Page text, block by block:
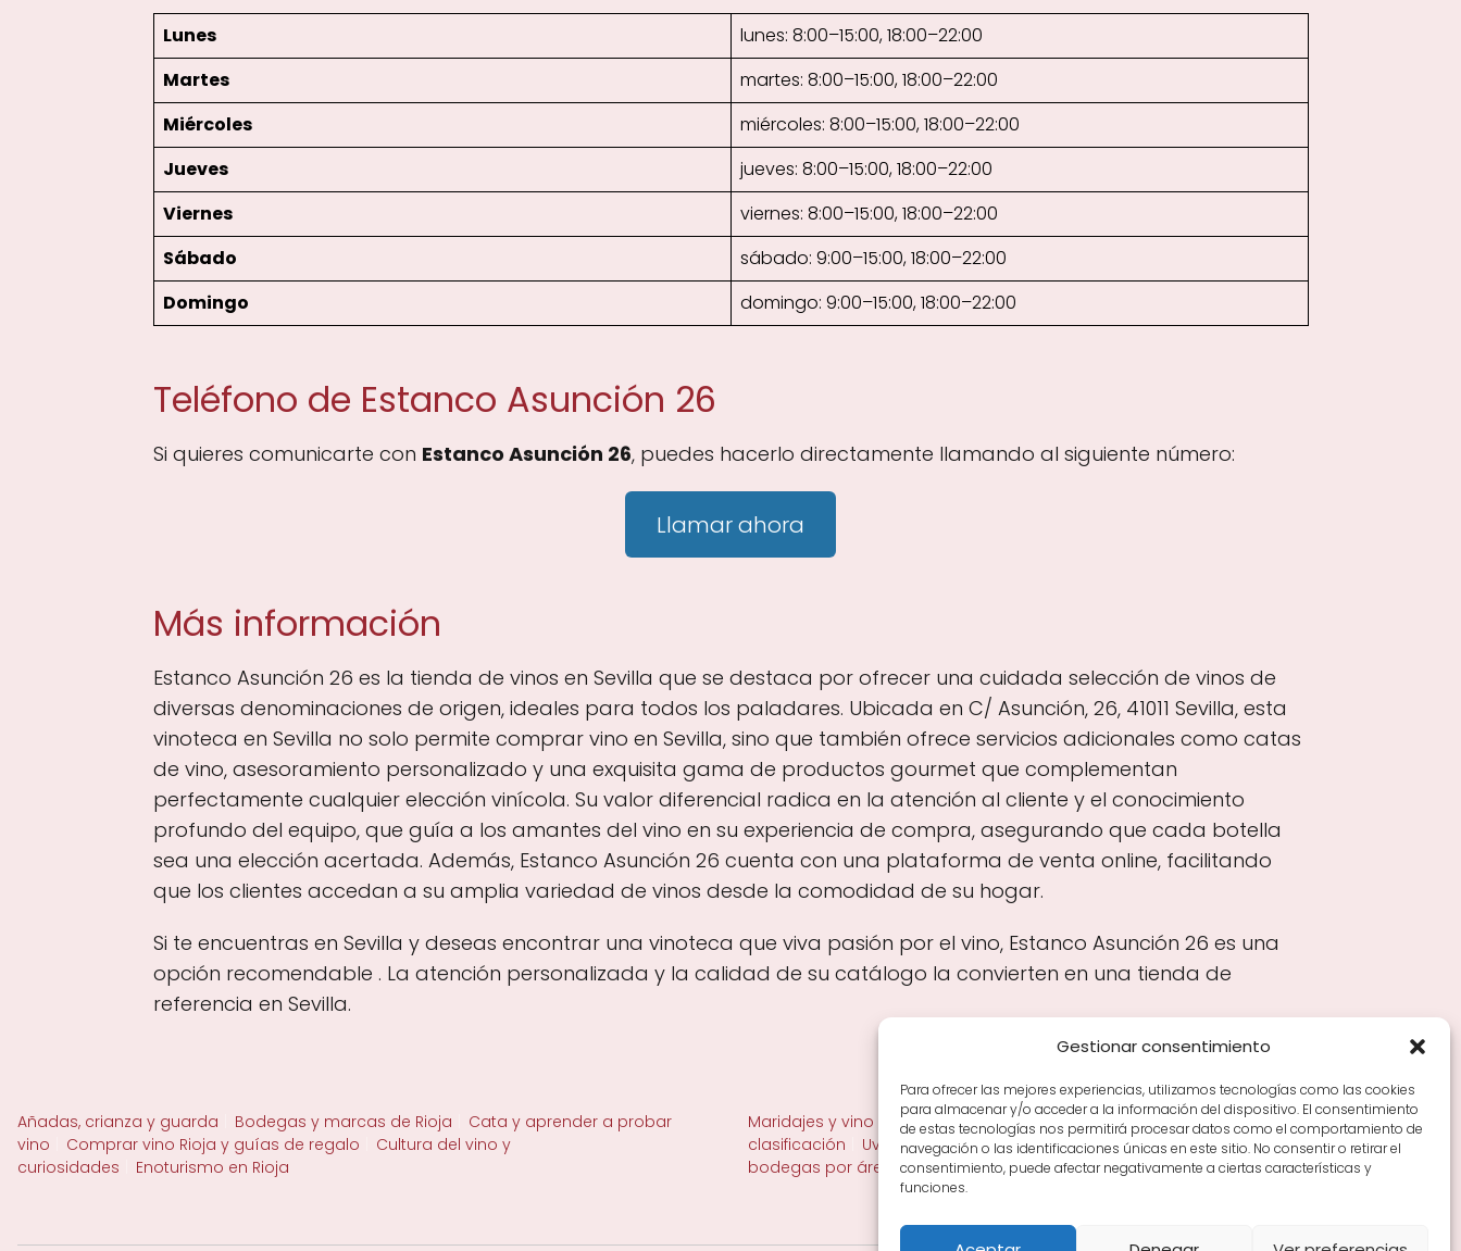
Gestionar consentimiento
Para ofrecer las mejores experiencias, utilizamos tecnologías como las cookies
para almacenar y/o acceder a la información del dispositivo. El consentimiento
de estas tecnologías nos permitirá procesar datos como el comportamiento de
navegación o las identificaciones únicas en este sitio. No consentir o retirar el
consentimiento, puede afectar negativamente a ciertas características y
funciones.
Lunes
lunes: 8:00–15:00, 18:00–22:00
Martes
martes: 8:00–15:00, 18:00–22:00
Miércoles
miércoles: 8:00–15:00, 18:00–22:00
Jueves
jueves: 8:00–15:00, 18:00–22:00
Viernes
viernes: 8:00–15:00, 18:00–22:00
Sábado
sábado: 9:00–15:00, 18:00–22:00
Domingo
domingo: 9:00–15:00, 18:00–22:00
Teléfono de Estanco Asunción 26
Si quieres comunicarte con Estanco Asunción 26, puedes hacerlo directamente llamando al siguiente número:
Llamar ahora
Más información
Estanco Asunción 26 es la tienda de vinos en Sevilla que se destaca por ofrecer una cuidada selección de vinos de
diversas denominaciones de origen, ideales para todos los paladares. Ubicada en C/ Asunción, 26, 41011 Sevilla, esta
vinoteca en Sevilla no solo permite comprar vino en Sevilla, sino que también ofrece servicios adicionales como catas
de vino, asesoramiento personalizado y una exquisita gama de productos gourmet que complementan
perfectamente cualquier elección vinícola. Su valor diferencial radica en la atención al cliente y el conocimiento
profundo del equipo, que guía a los amantes del vino en su experiencia de compra, asegurando que cada botella
sea una elección acertada. Además, Estanco Asunción 26 cuenta con una plataforma de venta online, facilitando
que los clientes accedan a su amplia variedad de vinos desde la comodidad de su hogar.
Si te encuentras en Sevilla y deseas encontrar una vinoteca que viva pasión por el vino, Estanco Asunción 26 es una
opción recomendable . La atención personalizada y la calidad de su catálogo la convierten en una tienda de
referencia en Sevilla.
Añadas, crianza y guarda Bodegas y marcas de Rioja
Cata y aprender a probar
vino
Comprar vino Rioja y guías de regalo
Cultura del vino y
curiosidades
Enoturismo en Rioja
Maridajes y vino en la mesa Tiendas de vino por ciudades
Tipos de Rioja y
clasificación
Uvas y viñedo en Rioja Vino Rioja para empezar
Zonas de Rioja y
bodegas por área